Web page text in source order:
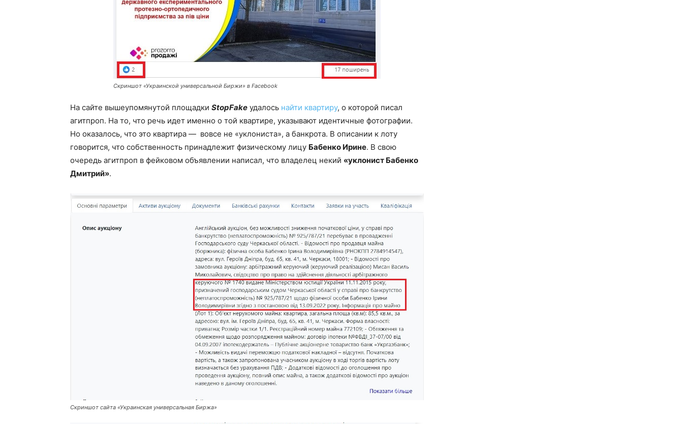
Скриншот «Украинской универсальной Биржи» в Facebook
На сайте вышеупомянутой площадки StopFake удалось найти квартиру, о которой писал
агитпроп. На то, что речь идет именно о той квартире, указывают идентичные фотографии.
Но оказалось, что это квартира — вовсе не «уклониста», а банкрота. В описании к лоту
говорится, что собственность принадлежит физическому лицу Бабенко Ирине. В свою
очередь агитпроп в фейковом объявлении написал, что владелец некий «уклонист Бабенко
Дмитрий».
Скриншот сайта «Украинская универсальная Биржа»